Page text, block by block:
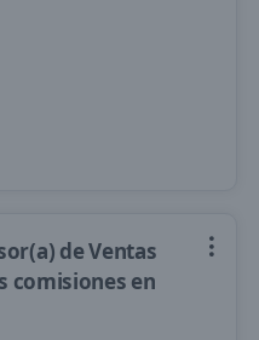
de Ventas
comisiones en